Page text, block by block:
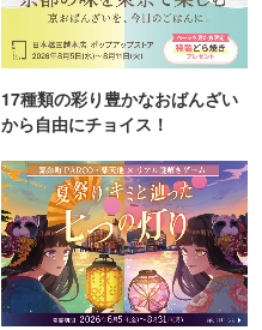
17種類の彩り豊かなおばんざい
から自由にチョイス！